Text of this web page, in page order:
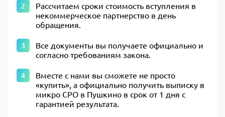
Рассчитаем сроки стоимость вступления в
некоммерческое партнерство в день
обращения.
Все документы вы получаете официально и
согласно требованиям закона.
Вместе с нами вы сможете не просто
«купить», а официально получить выписку в
микро СРО в Пушкино в срок от 1 дня с
гарантией результата.